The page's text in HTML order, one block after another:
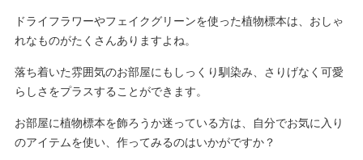
ドライフラワーやフェイクグリーンを使った植物標本は、おしゃ
れなものがたくさんありますよね。
落ち着いた雰囲気のお部屋にもしっくり馴染み、さりげなく可愛
らしさをプラスすることができます。
お部屋に植物標本を飾ろうか迷っている方は、自分でお気に入り
のアイテムを使い、作ってみるのはいかがですか？